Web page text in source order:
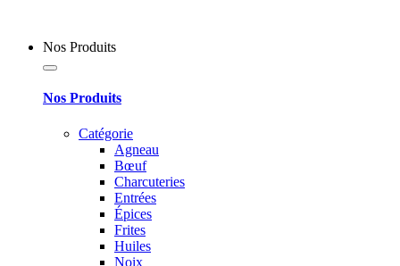
Nos Produits
Nos Produits
Catégorie
Agneau
Bœuf
Charcuteries
Entrées
Épices
Frites
Huiles
Noix